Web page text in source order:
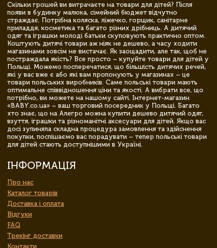
Скільки грошей ви витрачаєте на товари для дітей? Після
появи в будинку малюка, сімейний бюджет відчутно
страждає. Потрібна коляска, ліжечко, горщик, санітарне
приладдя, косметика та багато різних дрібниць. А дитячий
одяг та іграшки молоді батьки скуповують практично оптом.
Коштують дитячі товари аж ніяк не дешево, а часу ходити
магазинами зовсім не вистачає. Як заощадити, але так, щоб не
постраждала якість? Все просто – купуйте товари для дітей у
Польщі. Можемо посперечатися, що більшість дитячих речей,
які у вас вже є або які вам пропонують у магазинах – це
товари польських виробників. Саме польські товари мають
оптимальне співвідношення ціни та якості. А вибрати все, що
потрібно, ви можете на нашому сайті. Інтернет-магазин
«BABY.co.ua» – ваш торговий посередник у Польщі. Багато
хто знає, що на Алегро можна купити дешево дитячий одяг,
взуття, іграшки та різноманітні аксесуари для дітей. Якщо вас
досі зупиняла складна процедура замовлення та здійснення
покупки, поспішаємо вас порадувати – тепер польські товари
для дітей стають доступнішими в Україні.
ІНФОРМАЦІЯ
Про нас
Каталог товарів
Доставка і оплата
Відгуки
FAQ
Трекінг доставки
Контакти